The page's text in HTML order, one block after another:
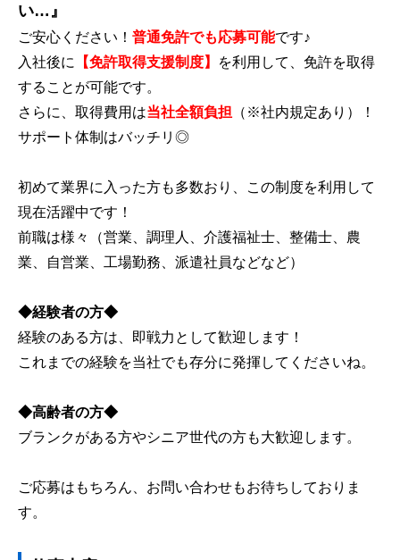
い…』
ご安心ください！ 普通免許でも応募可能です♪
入社後に
【免許取得支援制度】
を利用して、免許を取得
することが可能です。
さらに、取得費用は当社全額負担 （※社内規定あり）！
サポート体制はバッチリ◎
初めて業界に入った方も多数おり、この制度を利用して
現在活躍中です！
前職は様々（営業、調理人、介護福祉士、整備士、農
業、自営業、工場勤務、派遣社員などなど）
◆経験者の方◆
経験のある方は、即戦力として歓迎します！
これまでの経験を当社でも存分に発揮してくださいね。
◆高齢者の方◆
ブランクがある方やシニア世代の方も大歓迎します。
ご応募はもちろん、お問い合わせもお待ちしておりま
す。